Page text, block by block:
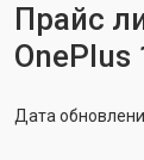
Прайс
OnePlus
Дата